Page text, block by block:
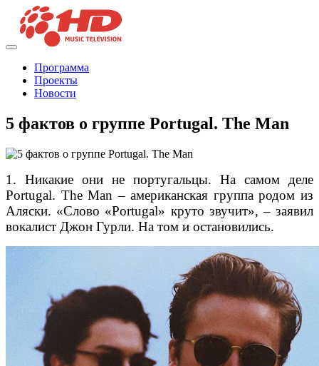
Программа
Проекты
Новости
5 фактов о группе Portugal. The Man
1. Никакие они не португальцы. На самом деле
Portugal. The Man – американская группа родом из
Аляски. «Слово «Portugal» круто звучит», – заявил
вокалист Джон Гурли. На том и остановились.